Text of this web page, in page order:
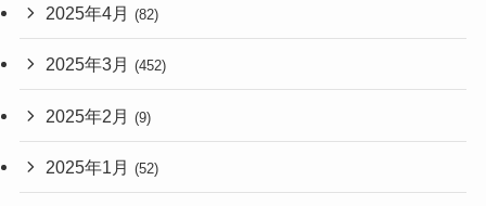
2025年4月 (82)
2025年3月 (452)
2025年2月 (9)
2025年1月 (52)